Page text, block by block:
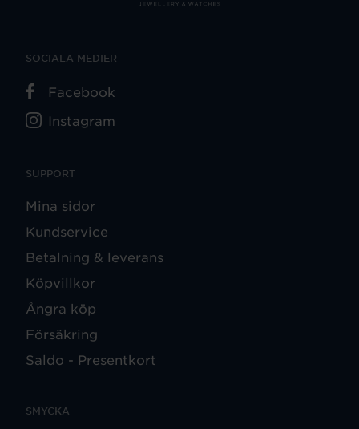
SUPPORT
Mina sidor
Kundservice
Betalning & leverans
Köpvillkor
Ångra köp
Försäkring
Saldo - Presentkort
SMYCKA
SOCIALA MEDIER
Facebook
Instagram